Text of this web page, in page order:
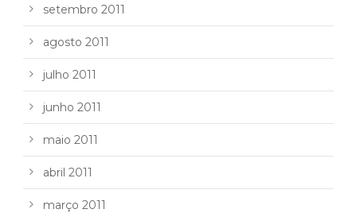
setembro 2011
agosto 2011
julho 2011
junho 2011
maio 2011
abril 2011
março 2011